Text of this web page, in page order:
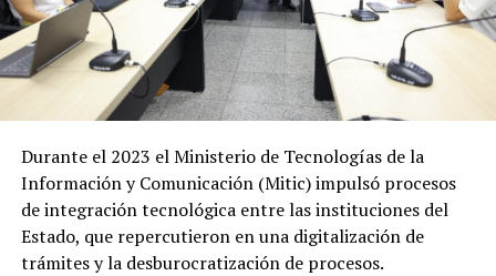
Durante el 2023 el Ministerio de Tecnologías de la
Información y Comunicación (Mitic) impulsó procesos
de integración tecnológica entre las instituciones del
Estado, que repercutieron en una digitalización de
trámites y la desburocratización de procesos.